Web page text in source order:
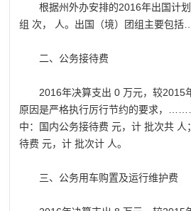
根据州外办安排的2016年出国计划
组 次， 人。出国（境）团组主要
二、公务接待费
2016年决算支出 0 万元，较2015
原因是严格执行厉行节约的要求
中：国内公务接待费 元，计 批次共 人
待费 元，计 批次计 人。
三、公务用车购置及运行维护费